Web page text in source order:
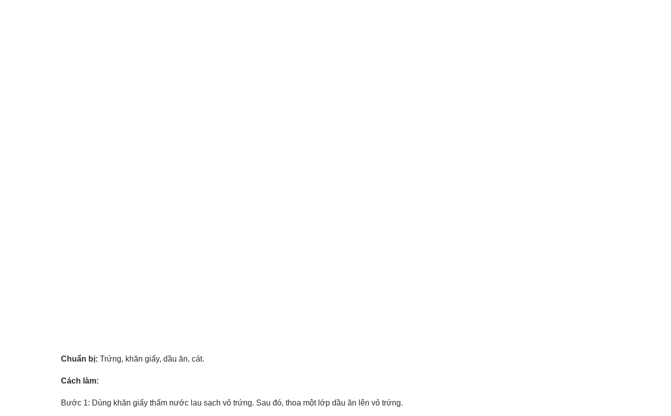
Chuẩn bị: Trứng, khăn giấy, dầu ăn, cát.
Cách làm:
Bước 1: Dùng khăn giấy thấm nước lau sạch vỏ trứng. Sau đó, thoa một lớp dầu ăn lên vỏ trứng.